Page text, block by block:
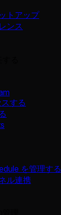
トアップ
ンス
する
を管理する
ル連携